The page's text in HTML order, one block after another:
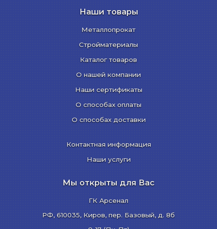
Наши товары
Металлопрокат
Стройматериалы
Каталог товаров
О нашей компании
Наши сертификаты
О способах оплаты
О способах доставки
Контактная информация
Наши услуги
Мы открыты для Вас
ГК Арсенал
РФ, 610035, Киров, пер. Базовый, д. 8б